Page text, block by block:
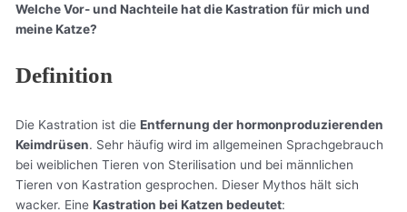
Welche Vor- und Nachteile hat die Kastration für mich und
meine Katze?
Definition
Die Kastration ist dieEntfernung der hormonproduzierenden
Keimdrüsen. Sehr häufig wird im allgemeinen Sprachgebrauch
bei weiblichen Tieren von Sterilisation und bei männlichen
Tieren von Kastration gesprochen. Dieser Mythos hält sich
wacker. EineKastration bei Katzen bedeutet: